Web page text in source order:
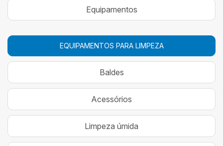
Equipamentos
EQUIPAMENTOS PARA LIMPEZA
Baldes
Acessórios
Limpeza úmida